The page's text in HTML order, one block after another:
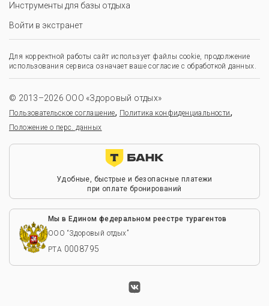
Инструменты для базы отдыха
Войти в экстранет
Для корректной работы сайт использует файлы cookie, продолжение
использования сервиса означает ваше согласие с обработкой данных.
© 2013–2026 ООО «Здоровый отдых»
Пользовательское соглашение, Политика конфиденциальности,
Положение о перс. данных
Удобные, быстрые и безопасные платежи
при оплате бронирований
Мы в Едином федеральном реестре турагентов
ООО “Здоровый отдых”
РТА 0008795